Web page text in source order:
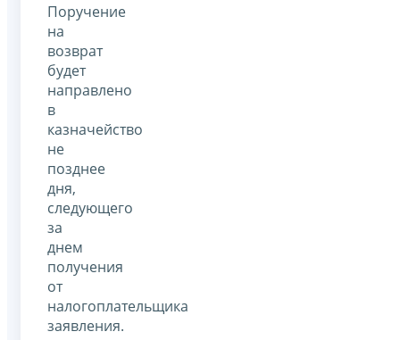
Поручение
на
возврат
будет
направлено
в
казначейство
не
позднее
дня,
следующего
за
днем
получения
от
налогоплательщика
заявления.